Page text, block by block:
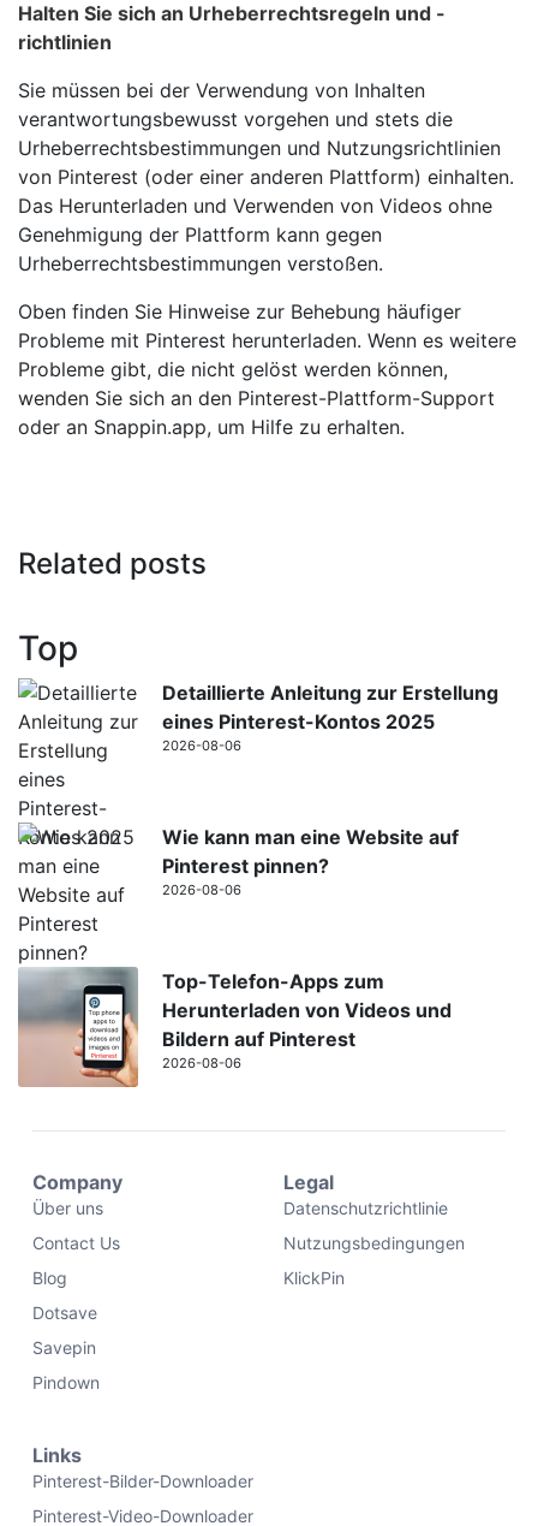
Halten Sie sich an Urheberrechtsregeln und -
richtlinien
Sie müssen bei der Verwendung von Inhalten
verantwortungsbewusst vorgehen und stets die
Urheberrechtsbestimmungen und Nutzungsrichtlinien
von Pinterest (oder einer anderen Plattform) einhalten.
Das Herunterladen und Verwenden von Videos ohne
Genehmigung der Plattform kann gegen
Urheberrechtsbestimmungen verstoßen.
Oben finden Sie Hinweise zur Behebung häufiger
Probleme mit Pinterest herunterladen. Wenn es weitere
Probleme gibt, die nicht gelöst werden können,
wenden Sie sich an den Pinterest-Plattform-Support
oder an Snappin.app, um Hilfe zu erhalten.
Related posts
Top
Detaillierte Anleitung zur Erstellung
eines Pinterest-Kontos 2025
2026-08-06
Wie kann man eine Website auf
Pinterest pinnen?
2026-08-06
Top-Telefon-Apps zum
Herunterladen von Videos und
Bildern auf Pinterest
2026-08-06
Company
Über uns
Contact Us
Blog
Dotsave
Savepin
Pindown
Legal
Datenschutzrichtlinie
Nutzungsbedingungen
KlickPin
Links
Pinterest-Bilder-Downloader
Pinterest-Video-Downloader